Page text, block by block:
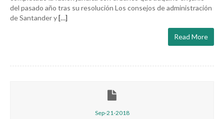
del pasado año tras su resolución Los consejos de administración
de Santander y[…]
Read More
Sep-21-2018